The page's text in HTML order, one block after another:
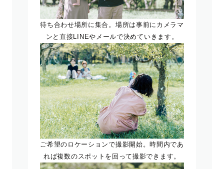
待ち合わせ場所に集合。場所は事前にカメラマ
ンと直接LINEやメールで決めていきます。
ご希望のロケーションで撮影開始。時間内であ
れば複数のスポットを回って撮影できます。